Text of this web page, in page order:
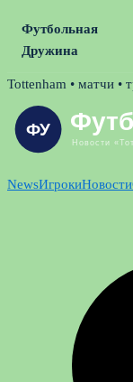
Футбольная
Дружина
Skip
content
Tottenham • матчи •
NewsИгрокиНовости